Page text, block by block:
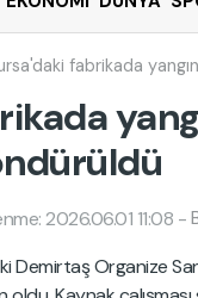
fabrikada
2026.06.01 11:08 -
Demirtaş Organize